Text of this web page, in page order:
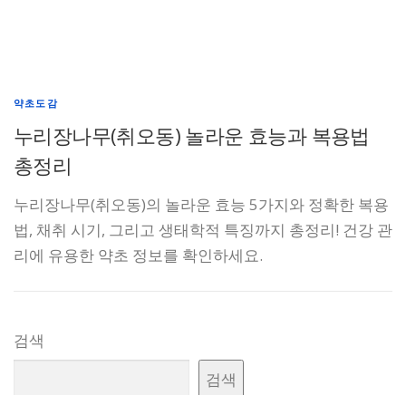
약초도감
누리장나무(취오동) 놀라운 효능과 복용법
총정리
누리장나무(취오동)의 놀라운 효능 5가지와 정확한 복용
법, 채취 시기, 그리고 생태학적 특징까지 총정리! 건강 관
리에 유용한 약초 정보를 확인하세요.
검색
검색